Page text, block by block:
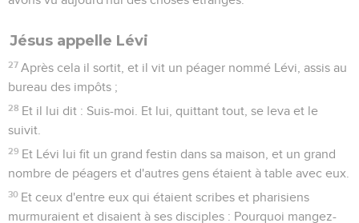
Jésus appelle Lévi
27 Après cela il sortit, et il vit un péager nommé Lévi, assis au
bureau des impôts ;
28 Et il lui dit : Suis-moi. Et lui, quittant tout, se leva et le
suivit.
29 Et Lévi lui fit un grand festin dans sa maison, et un grand
nombre de péagers et d'autres gens étaient à table avec eux.
30 Et ceux d'entre eux qui étaient scribes et pharisiens
murmuraient et disaient à ses disciples : Pourquoi mangez-